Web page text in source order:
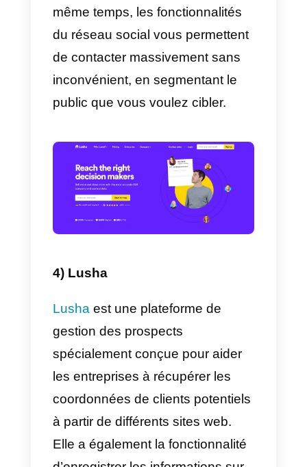
d’étiquettes internes, ainsi que de
capacités multi-appareils et multi-
agents. Globalement, Callbell
un outil très complet qui permet
facilement avec les clients.
Enfin, l’assistance est excellente
et les réponses sont très rapides.
d’utilisation de l’application est
exceptionnelle.